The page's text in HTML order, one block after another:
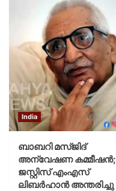
India
ബാബറി മസ്ജിദ്
അന്വേഷണ കമ്മീഷന്‍;
ജസ്റ്റിസ് എംഎസ്
ലിബര്‍ഹാന്‍ അന്തരിച്ചു